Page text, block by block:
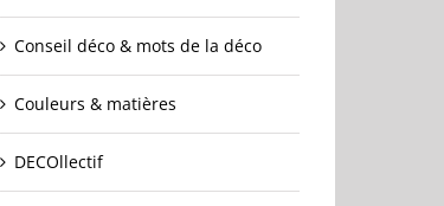
Conseil déco & mots de la déco
Couleurs & matières
DECOllectif